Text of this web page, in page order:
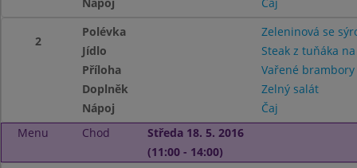
2
Polévka
Zeleninová se
Jídlo
Steak z tuňáka
Příloha
Vařené
Doplněk
Zelný salát
Nápoj
Čaj
Menu
Chod
Středa 18. 5. 2016
(11:00 - 14:00)